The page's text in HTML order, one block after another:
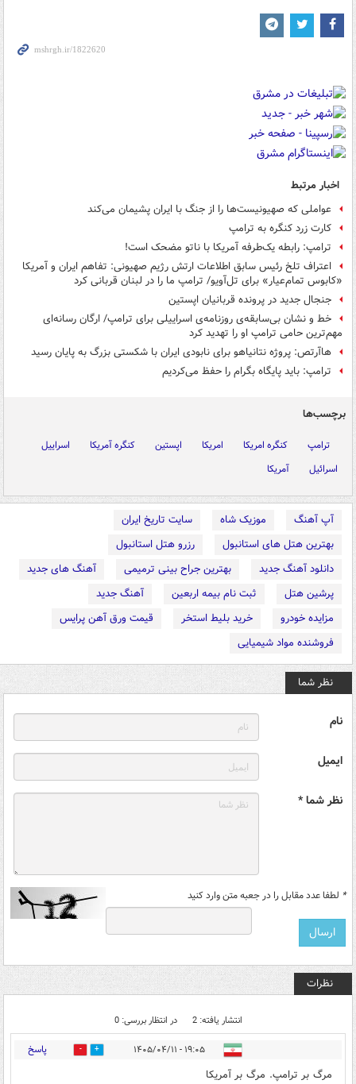
اخبار مرتبط
عواملی که صهیونیست‌ها را از جنگ با ایران پشیمان می‌کند
کارت زرد کنگره به ترامپ
ترامپ: رابطه یک‌طرفه آمریکا با ناتو مضحک است!
اعتراف تلخ رئیس سابق اطلاعات ارتش رژیم صهیونی: تفاهم ایران و آمریکا
«کابوس تمام‌عیار» برای تل‌آویو/ ترامپ ما را در لبنان قربانی کرد
جنجال جدید در پرونده قربانیان اپستین
خط و نشان بی‌سابقه‌ی روزنامه‌ی اسراییلی برای ترامپ/ ارگان رسانه‌ای
مهم‌ترین حامی ترامپ او را تهدید کرد
هاآرتص: پروژه نتانیاهو برای نابودی ایران با شکستی بزرگ به پایان رسید
ترامپ: باید پایگاه بگرام را حفظ می‌کردیم
برچسب‌ها
ترامپ کنگره امریکا امریکا اپستین کنگره آمریکا
اسراییل
اسرائیل
آمریکا
آپ آهنگ موزیک شاه
سایت تاریخ ایران
بهترین هتل های استانبول
رزرو هتل استانبول
دانلود آهنگ جدید
بهترین جراح بینی ترمیمی
آهنگ های جدید
پرشین هتل
ثبت نام بیمه اربعین
آهنگ جدید
مزایده خودرو
خرید بلیط استخر
قیمت ورق آهن پرایس
فروشنده مواد شیمیایی
نظر شما
نام
ایمیل
نظر شما *
* لطفا عدد مقابل را در جعبه متن وارد کنید
نظرات
انتشار یافته: 2 در انتظار بررسی: 0
۱۹:۰۵ - ۱۴۰۵/۰۴/۱۱ 3 پاسخ
مرگ بر ترامپ. مرگ بر آمریکا